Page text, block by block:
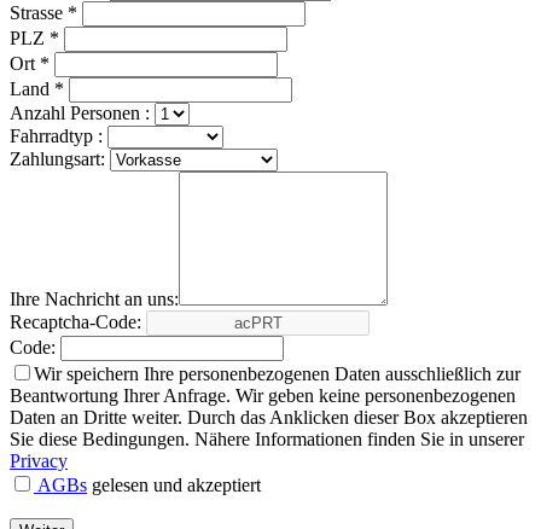
Strasse *
PLZ *
Ort *
Land *
Anzahl Personen :
Fahrradtyp :
Zahlungsart:
Ihre Nachricht an uns:
Recaptcha-Code:
Code:
Wir speichern Ihre personenbezogenen Daten ausschließlich zur
Beantwortung Ihrer Anfrage. Wir geben keine personenbezogenen
Daten an Dritte weiter. Durch das Anklicken dieser Box akzeptieren
Sie diese Bedingungen. Nähere Informationen finden Sie in unserer
Privacy
AGBs gelesen und akzeptiert